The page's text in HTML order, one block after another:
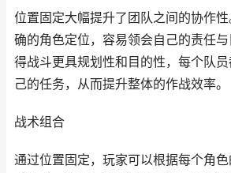
位置固定大幅提升了团队之间的协作
确的角色定位，容易领会自己的责任
得战斗更具规划性和目的性，每个队
己的任务，从而提升整体的作战效率。
战术组合
通过位置固定，玩家可以根据每个角